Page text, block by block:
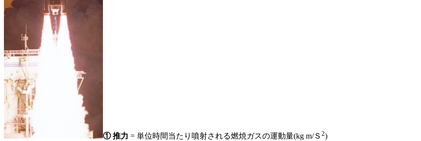
① 推力 = 単位時間当たり噴射される燃焼ガスの運動量(kg m/Ｓ 2)